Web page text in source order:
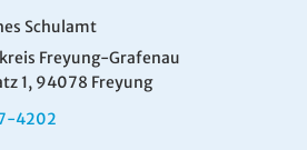
Schulamt
Freyung-Grafenau
1, 94078 Freyung
4202